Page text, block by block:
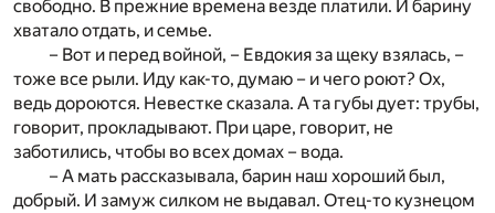
свободно. В прежние времена везде платили. И барину
хватало отдать, и семье.
– Вот и перед войной, – Евдокия за щеку взялась, –
тоже все рыли. Иду как-то, думаю – и чего роют? Ох,
ведь дороются. Невестке сказала. А та губы дует: трубы,
говорит, прокладывают. При царе, говорит, не
заботились, чтобы во всех домах – вода.
– А мать рассказывала, барин наш хороший был,
добрый. И замуж силком не выдавал. Отец-то кузнецом